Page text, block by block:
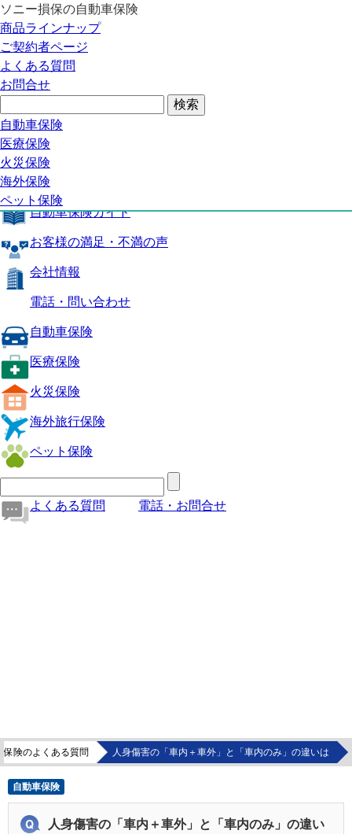
ソニー損保の自動車保険
商品ラインナップ
ご契約者ページ
よくある質問
お問合せ
自動車保険
医療保険
火災保険
海外保険
ペット保険
自動車保険トップ
商品の特長
補償内容
自動車保険ガイド
お客様の満足・不満の声
自動車保険トップ
商品の特長
補償内容
自動車保険ガイド
お客様の満足・不満の声
会社情報
電話・問い合わせ
自動車保険
医療保険
火災保険
海外旅行保険
ペット保険
よくある質問 電話・お問合せ
保険のよくある質問 人身傷害の「車内＋車外」と「車内のみ」の違いは
自動車保険
人身傷害の「車内＋車外」と「車内のみ」の違い